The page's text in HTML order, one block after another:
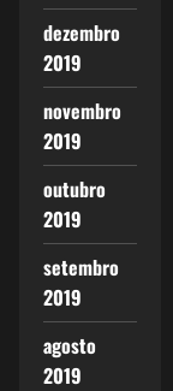
dezembro
2019
novembro
2019
outubro
2019
setembro
2019
agosto
2019